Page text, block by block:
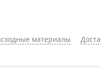
материалы